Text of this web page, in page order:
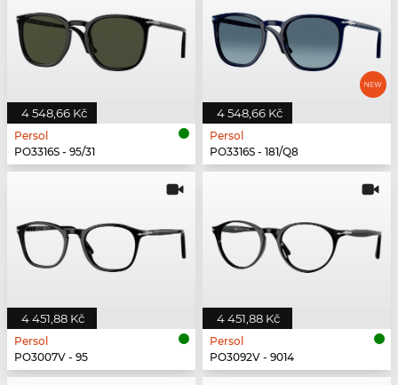
4 548,66 Kč
Persol
PO3316S - 95/31
4 548,66 Kč
Persol
PO3316S - 181/Q8
4 451,88 Kč
Persol
PO3007V - 95
4 451,88 Kč
Persol
PO3092V - 9014